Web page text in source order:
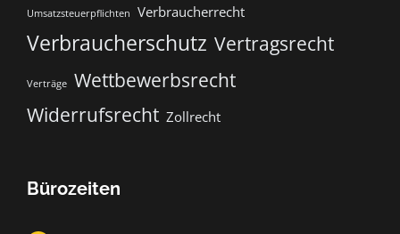
Umsatzsteuerpflichten
Verbraucherrecht
Verbraucherschutz Vertragsrecht
Verträge Wettbewerbsrecht
Widerrufsrecht Zollrecht
Bürozeiten